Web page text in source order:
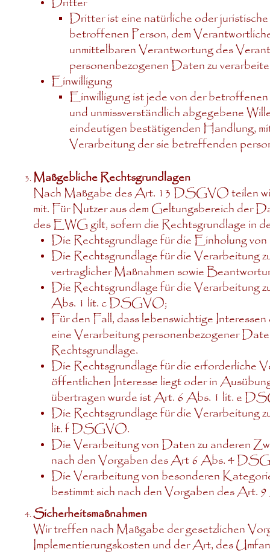
Dritter ist eine natürliche oder
betroffenen Person, dem
unmittelbaren Verantwortung des
personenbezogenen Daten zu
Einwilligung
Einwilligung ist jede von der
und unmissverständlich abgegebene
eindeutigen bestätigenden Handlung,
Verarbeitung der sie betreffenden
Maßgebliche Rechtsgrundlagen
Nach Maßgabe des Art. 13 DSGVO teilen
mit. Für Nutzer aus dem Geltungsbereich
des EWG gilt, sofern die Rechtsgrundlage in
Die Rechtsgrundlage für die Einholung
Die Rechtsgrundlage für die Verarbeitung
vertraglicher Maßnahmen sowie
Die Rechtsgrundlage für die Verarbeitung
Abs. 1 lit. c DSGVO;
Für den Fall, dass lebenswichtige
eine Verarbeitung personenbezogener
Rechtsgrundlage.
Die Rechtsgrundlage für die erforderliche
öffentlichen Interesse liegt oder in
übertragen wurde ist Art. 6 Abs. 1 lit. e
Die Rechtsgrundlage für die Verarbeitung
lit. f DSGVO.
Die Verarbeitung von Daten zu anderen
nach den Vorgaben des Art 6 Abs. 4
Die Verarbeitung von besonderen
bestimmt sich nach den Vorgaben des
Sicherheitsmaßnahmen
Wir treffen nach Maßgabe der gesetzlichen
Implementierungskosten und der Art, des